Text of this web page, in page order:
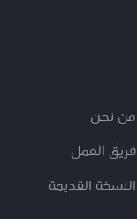
من نحن
فريق العمل
النسخة القديمة